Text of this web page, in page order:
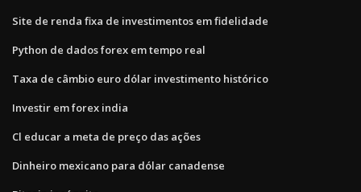
Site de renda fixa de investimentos em fidelidade
Python de dados forex em tempo real
Taxa de câmbio euro dólar investimento histórico
Investir em forex india
Cl educar a meta de preço das ações
Dinheiro mexicano para dólar canadense